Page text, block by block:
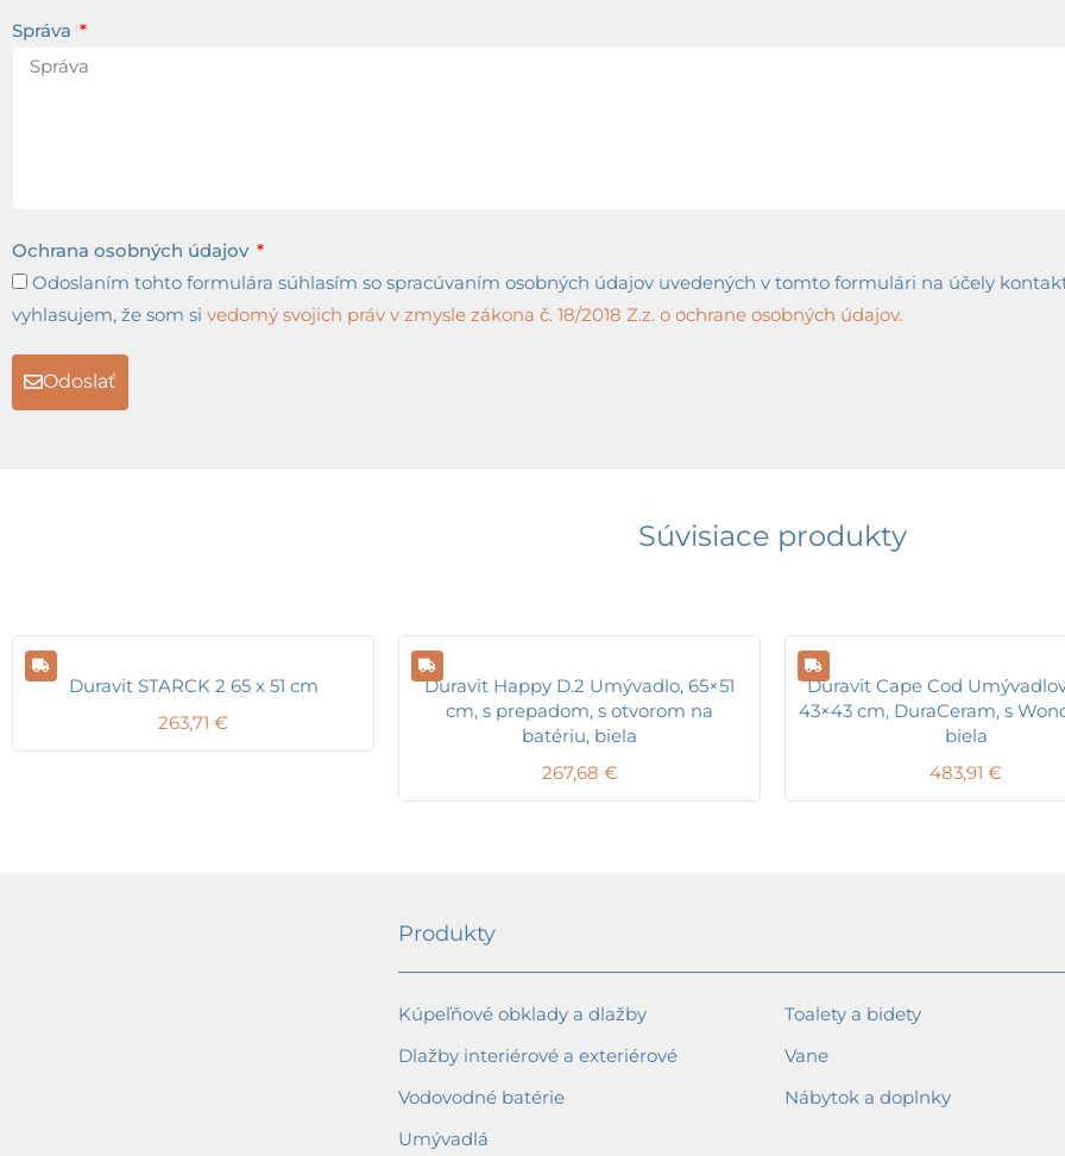
Správa
Ochrana osobných údajov
Odoslaním tohto formulára súhlasím so spracúvaním osobných údajov uvedených v tomto formulári na účely
vyhlasujem, že som si vedomý svojich práv v zmysle zákona č. 18/2018 Z.z. o ochrane osobných údajov.
Odoslať
Súvisiace produkty
Duravit STARCK 2 65 x 51 cm
263,71 €
Duravit Happy D.2 Umývadlo, 65×51
cm, s prepadom, s otvorom na
batériu, biela
267,68 €
Duravit Cape Cod
43×43 cm, DuraCeram, s
biela
483,91 €
Produkty
Kúpeľňové obklady a dlažby
Dlažby interiérové a exteriérové
Vodovodné batérie
Umývadlá
Toalety a bidety
Vane
Nábytok a doplnky